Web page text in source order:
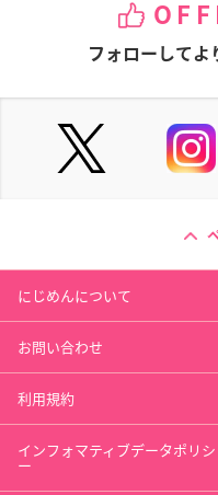
フォローしてよ
にじめんについて
お問い合わせ
利用規約
インフォマティブデータポリシ
ー